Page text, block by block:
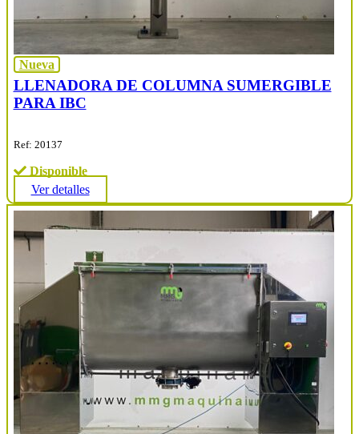
Nueva
LLENADORA DE COLUMNA SUMERGIBLE
PARA IBC
Ref: 20137
Disponible
Ver detalles